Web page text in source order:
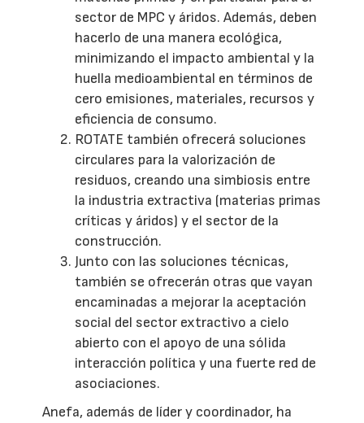
sector de MPC y áridos. Además, deben
hacerlo de una manera ecológica,
minimizando el impacto ambiental y la
huella medioambiental en términos de
cero emisiones, materiales, recursos y
eficiencia de consumo.
ROTATE también ofrecerá soluciones
circulares para la valorización de
residuos, creando una simbiosis entre
la industria extractiva (materias primas
críticas y áridos) y el sector de la
construcción.
Junto con las soluciones técnicas,
también se ofrecerán otras que vayan
encaminadas a mejorar la aceptación
social del sector extractivo a cielo
abierto con el apoyo de una sólida
interacción política y una fuerte red de
asociaciones.
Anefa, además de líder y coordinador, ha